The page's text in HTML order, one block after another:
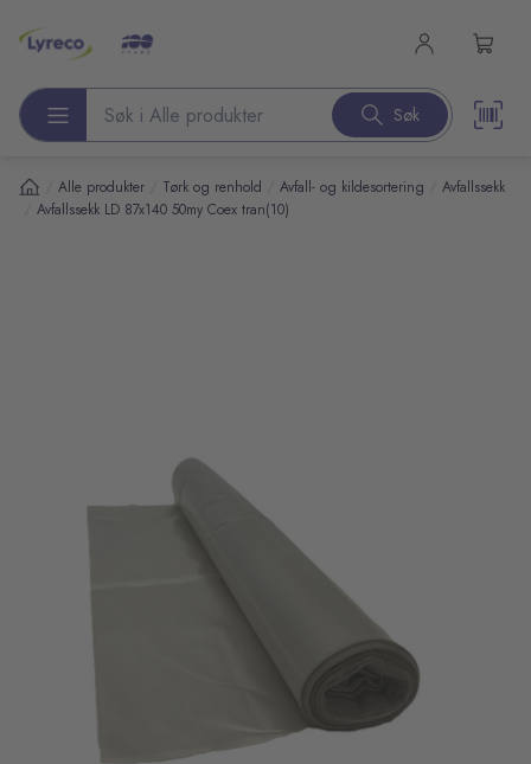
Søk etter produkter Søk
Alle produkter Tørk og renhold Avfall- og kildesortering Avfallssekk
Avfallssekk LD 87x140 50my Coex tran(10)